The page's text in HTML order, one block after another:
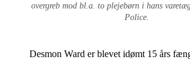
overgreb mod bl.a. to plejebørn i hans
Police.
Desmon Ward er blevet idømt 15 års